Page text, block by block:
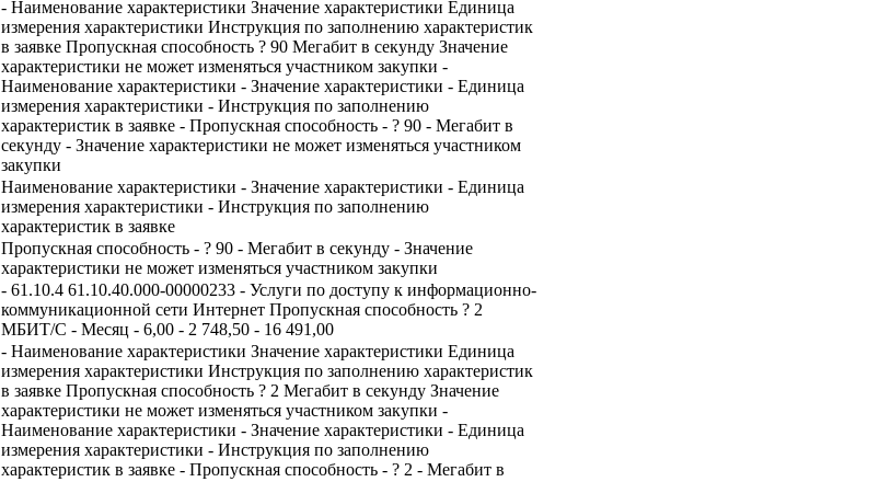
- Наименование характеристики Значение характеристики Единица
измерения характеристики Инструкция по заполнению характеристик
в заявке Пропускная способность ? 90 Мегабит в секунду Значение
характеристики не может изменяться участником закупки -
Наименование характеристики - Значение характеристики - Единица
измерения характеристики - Инструкция по заполнению
характеристик в заявке - Пропускная способность - ? 90 - Мегабит в
секунду - Значение характеристики не может изменяться участником
закупки
Наименование характеристики - Значение характеристики - Единица
измерения характеристики - Инструкция по заполнению
характеристик в заявке
Пропускная способность - ? 90 - Мегабит в секунду - Значение
характеристики не может изменяться участником закупки
- 61.10.4 61.10.40.000-00000233 - Услуги по доступу к информационно-
коммуникационной сети Интернет Пропускная способность ? 2
МБИТ/С - Месяц - 6,00 - 2 748,50 - 16 491,00
- Наименование характеристики Значение характеристики Единица
измерения характеристики Инструкция по заполнению характеристик
в заявке Пропускная способность ? 2 Мегабит в секунду Значение
характеристики не может изменяться участником закупки -
Наименование характеристики - Значение характеристики - Единица
измерения характеристики - Инструкция по заполнению
характеристик в заявке - Пропускная способность - ? 2 - Мегабит в